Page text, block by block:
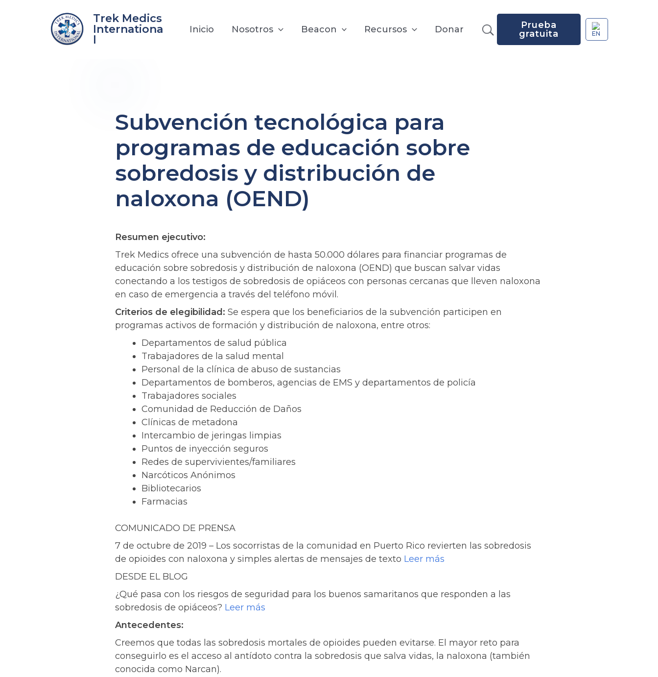
Trek Medics
Internationa
Inicio Nosotros Beacon Recursos Donar
Prueba
gratuita
Subvención tecnológica para
programas de educación sobre
sobredosis y distribución de
naloxona (OEND)
Resumen ejecutivo:
Trek Medics ofrece una subvención de hasta 50.000 dólares para financiar programas de
educación sobre sobredosis y distribución de naloxona (OEND) que buscan salvar vidas
conectando a los testigos de sobredosis de opiáceos con personas cercanas que lleven naloxona
en caso de emergencia a través del teléfono móvil.
Criterios de elegibilidad: Se espera que los beneficiarios de la subvención participen en
programas activos de formación y distribución de naloxona, entre otros:
Departamentos de salud pública
Trabajadores de la salud mental
Personal de la clínica de abuso de sustancias
Departamentos de bomberos, agencias de EMS y departamentos de policía
Trabajadores sociales
Comunidad de Reducción de Daños
Clínicas de metadona
Intercambio de jeringas limpias
Puntos de inyección seguros
Redes de supervivientes/familiares
Narcóticos Anónimos
Bibliotecarios
Farmacias
COMUNICADO DE PRENSA
7 de octubre de 2019 – Los socorristas de la comunidad en Puerto Rico revierten las sobredosis
de opioides con naloxona y simples alertas de mensajes de texto Leer más
DESDE EL BLOG
¿Qué pasa con los riesgos de seguridad para los buenos samaritanos que responden a las
sobredosis de opiáceos? Leer más
Antecedentes:
Creemos que todas las sobredosis mortales de opioides pueden evitarse. El mayor reto para
conseguirlo es el acceso al antídoto contra la sobredosis que salva vidas, la naloxona (también
conocida como Narcan).